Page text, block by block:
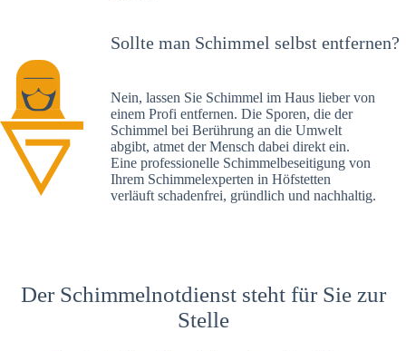
Sollte man Schimmel selbst entfernen?
Nein, lassen Sie Schimmel im Haus lieber von
einem Profi entfernen. Die Sporen, die der
Schimmel bei Berührung an die Umwelt
abgibt, atmet der Mensch dabei direkt ein.
Eine professionelle Schimmelbeseitigung von
Ihrem Schimmelexperten in Höfstetten
verläuft schadenfrei, gründlich und nachhaltig.
Der Schimmelnotdienst steht für Sie zur
Stelle